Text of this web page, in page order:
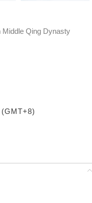
Middle Qing Dynasty